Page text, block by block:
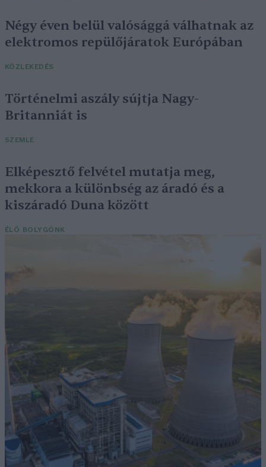
Négy éven belül valósággá válhatnak az
elektromos repülőjáratok Európában
KÖZLEKEDÉS
Történelmi aszály sújtja Nagy-
Britanniát is
SZEMLE
Elképesztő felvétel mutatja meg,
mekkora a különbség az áradó és a
kiszáradó Duna között
ÉLŐ BOLYGÓNK